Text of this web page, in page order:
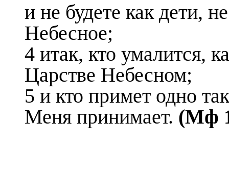
и не будете как дети,
Небесное;
4 итак, кто умалится,
Царстве Небесном;
5 и кто примет одно
Меня принимает. (Мф